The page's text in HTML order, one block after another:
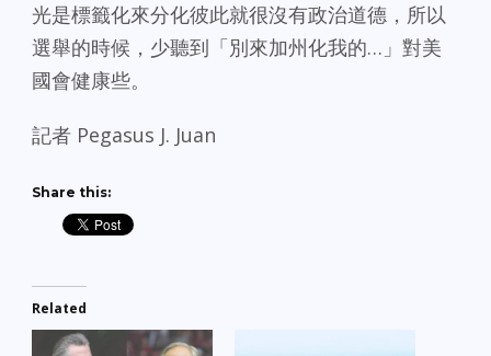
光是標籤化來分化彼此就很沒有政治道德，所以
選舉的時候，少聽到「別來加州化我的…」對美
國會健康些。
記者 Pegasus J. Juan
Share this:
Related